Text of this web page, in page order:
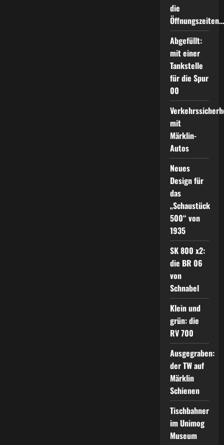
die
Öffnungszeiten…
Abgefüllt:
mit einer
Tankstelle
für die Spur
00
mit
Märklin-
Autos
Neues
Design für
das
„Schaustück
500“ von
1935
SK 800 x2:
die BR 06
von
Schnabel
Klein und
grün: die
RV 700
Ausgegraben:
der TW auf
Märklin
Schienen
Tischbahner
im Unimog
Museum